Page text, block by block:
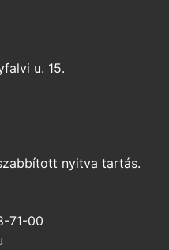
u. 15.
nyitva tartás.
71-00